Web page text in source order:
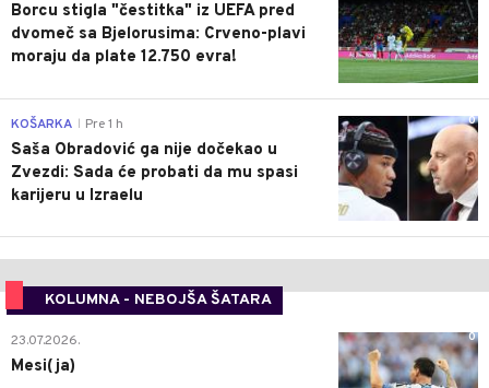
Borcu stigla "čestitka" iz UEFA pred
dvomeč sa Bjelorusima: Crveno-plavi
moraju da plate 12.750 evra!
0
KOŠARKA Pre 1 h
Saša Obradović ga nije dočekao u
Zvezdi: Sada će probati da mu spasi
karijeru u Izraelu
KOLUMNA - NEBOJŠA ŠATARA
0
23.07.2026.
Mesi(ja)